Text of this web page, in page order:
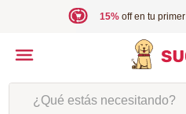
15%off en tu primer
¿Qué estás necesitando?